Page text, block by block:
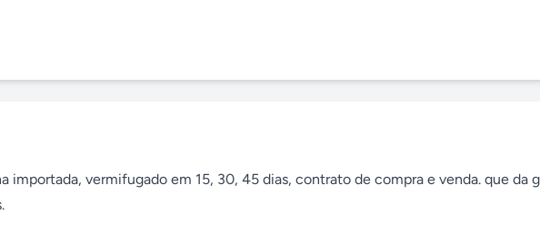
importada, vermifugado em 15, 30, 45 dias, contrato de compra e venda. que da